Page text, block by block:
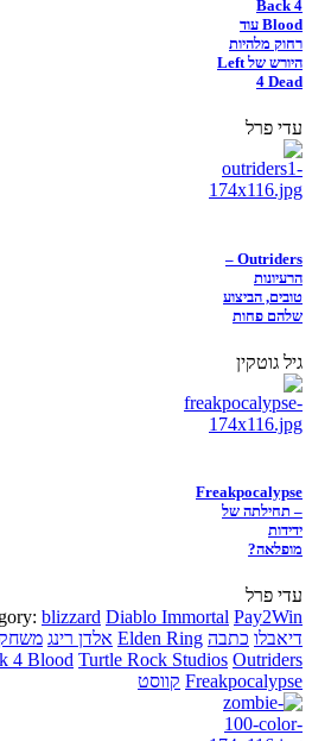
Back 4
Blood עוד
רחוק מלהיות
היורש של Left
4 Dead
עדי פרל
Outriders –
הרעיונות
טובים, הביצוע
שלהם פחות
גיל גוטקין
Freakpocalypse
– תחילתה של
ידידות
מופלאה?
עדי פרל
blizzard Diablo Immortal Pay2Win
דיאבלו כתבה Elden Ring אלדן רינג משחק
4 Blood Turtle Rock Studios Outriders
Freakpocalypse קווסט